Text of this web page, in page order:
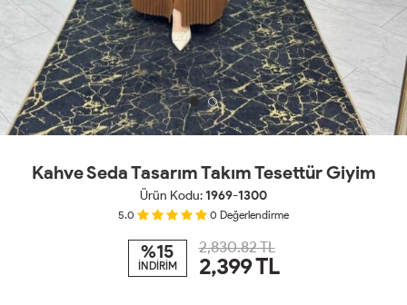
Kahve Seda Tasarım Takım Tesettür Giyim
Ürün Kodu:1969-1300
5.0 0 Değerlendirme
%15
İNDİRİM
2,830.82 TL
2,399TL